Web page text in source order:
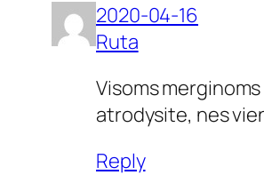
2020-04-16
Ruta
Visoms
atrodysite, nes
Reply